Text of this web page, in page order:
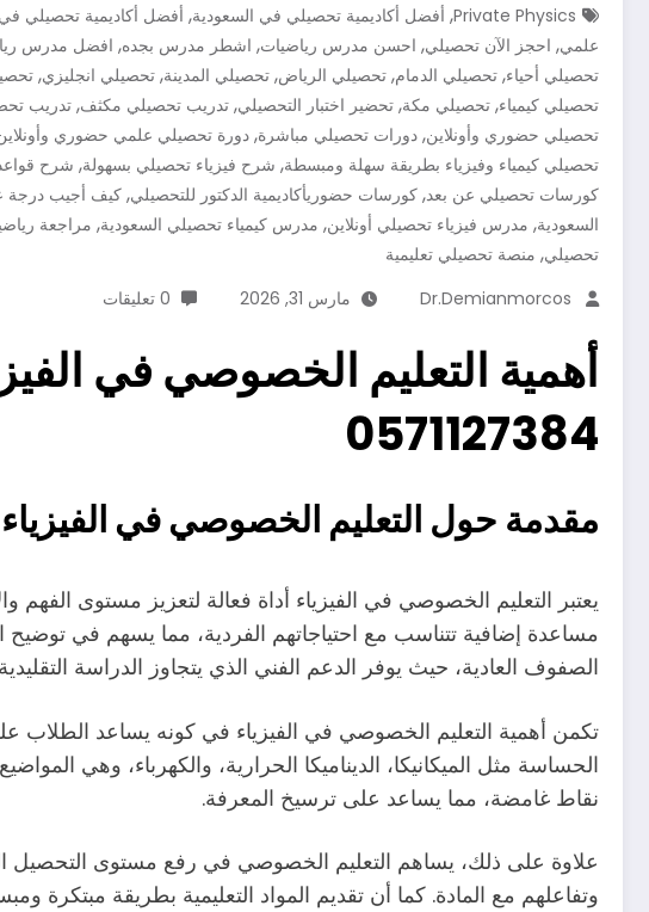
Private Physics
, أفضل أكاديمية تحصيلي في السعودية, أفضل أكاديمية تحصيلي
علمي, احجز الآن تحصيلي, احسن مدرس رياضيات, اشطر مدرس بجده, افضل مدرس
تحصيلي أحياء, تحصيلي الدمام, تحصيلي الرياض, تحصيلي المدينة, تحصيلي انجليزي,
تحصيلي كيمياء, تحصيلي مكة, تحضير اختبار التحصيلي, تدريب تحصيلي مكثف,تدريب
تحصيلي حضوري وأونلاين, دورات تحصيلي مباشرة,دورة تحصيلي علمي حضوري
تحصيلي كيمياء وفيزياء بطريقة سهلة ومبسطة, شرح فيزياء تحصيلي بسهولة, شرح
كورسات تحصيلي عن بعد, كورسات حضوريأكاديمية الدكتور للتحصيلي, كيف أجيب درجة
السعودية, مدرس فيزياء تحصيلي أونلاين, مدرس كيمياء تحصيلي السعودية, مراجعة
تحصيلي, منصة تحصيلي تعليمية
Dr.demianmorcos
مارس 31, 2026 0 تعليقات
أهمية التعليم الخصوصي في
0571127384
مقدمة حول التعليم الخصوصي في الفيزياء
يعتبر التعليم الخصوصي في الفيزياء أداة فعالة لتعزيز مستوى
مساعدة إضافية تتناسب مع احتياجاتهم الفردية، مما يسهم في توضيح
الصفوف العادية، حيث يوفر الدعم الفني الذي يتجاوز الدراسة
تكمن أهمية التعليم الخصوصي في الفيزياء في كونه يساعد الطلاب
الحساسة مثل الميكانيكا، الديناميكا الحرارية، والكهرباء، وهي
نقاط غامضة، مما يساعد على ترسيخ المعرفة.
علاوة على ذلك، يساهم التعليم الخصوصي في رفع مستوى التحصيل
وتفاعلهم مع المادة. كما أن تقديم المواد التعليمية بطريقة